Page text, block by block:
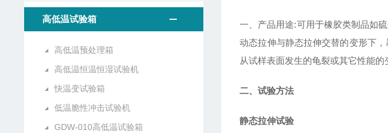
高低温试验箱
高低温预处理箱
高低温恒温恒湿试验机
快温变试验箱
低温脆性冲击试验机
GDW-010高低温试验箱
一、产品用途:可用于橡胶类制品如
动态拉伸与静态拉伸交替的变形下
从试样表面发生的龟裂或其它性能的
二、试验方法
静态拉伸试验